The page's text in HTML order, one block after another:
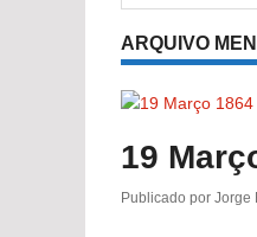
ARQUIVO
19
Publicado por Jorge